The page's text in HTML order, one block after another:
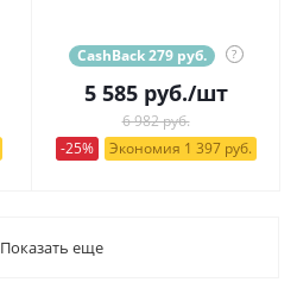
CashBack 279 руб. ?
5 585руб./шт
6 982 руб.
-25%
Экономия 1 397 руб.
Показать еще